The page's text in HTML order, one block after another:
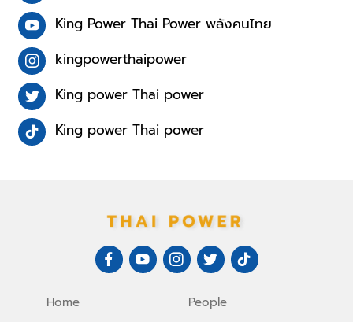
King Power Thai Power พลังคนไทย
kingpowerthaipower
King power Thai power
King power Thai power
Home People